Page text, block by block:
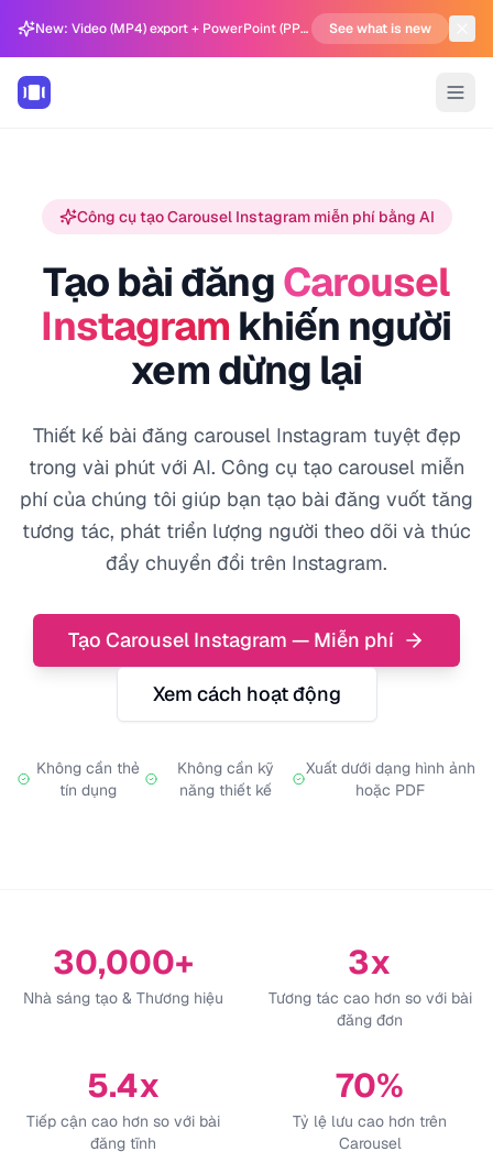
New: Video (MP4) export + PowerPoint (PPTX) support in Carousel Generator See what is new
Công cụ tạo Carousel Instagram miễn phí bằng AI
Tạo bài đăngCarousel
Instagram khiến người
xem dừng lại
Thiết kế bài đăng carousel Instagram tuyệt đẹp
trong vài phút với AI. Công cụ tạo carousel miễn
phí của chúng tôi giúp bạn tạo bài đăng vuốt tăng
tương tác, phát triển lượng người theo dõi và thúc
đẩy chuyển đổi trên Instagram.
Tạo Carousel Instagram — Miễn phí
Xem cách hoạt động
Không cần thẻ
tín dụng
Không cần kỹ
năng thiết kế
Xuất dưới dạng hình ảnh
hoặc PDF
30,000+
Nhà sáng tạo & Thương hiệu
3x
Tương tác cao hơn so với bài
đăng đơn
5.4x
Tiếp cận cao hơn so với bài
đăng tĩnh
70%
Tỷ lệ lưu cao hơn trên
Carousel